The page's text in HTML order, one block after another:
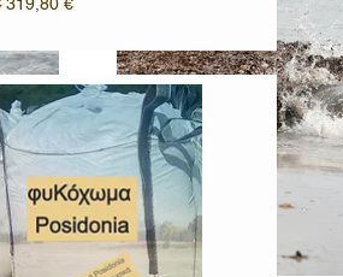
319,80 €